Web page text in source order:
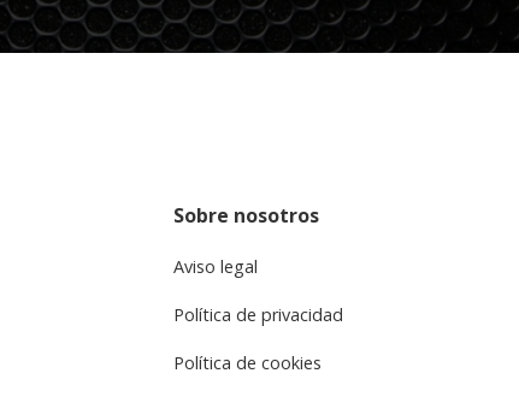
Sobre nosotros
Aviso legal
Política de privacidad
Política de cookies